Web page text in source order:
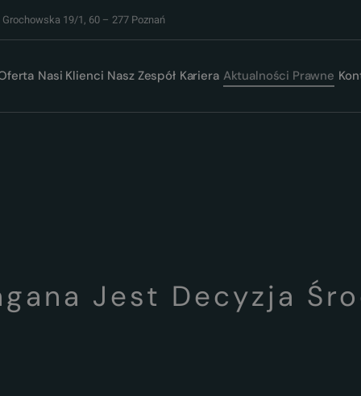
Grochowska 19/1, 60 – 277 Poznań
Nasi Klienci Nasz Zespół Kariera Aktualności Prawne
Jest Decyzja